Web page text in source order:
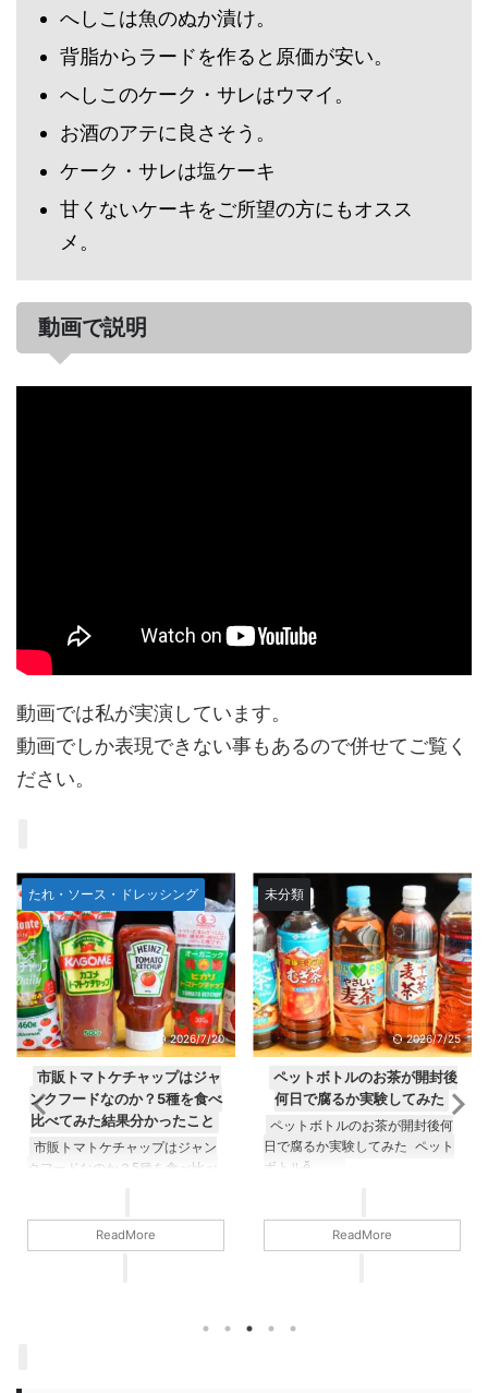
へしこは魚のぬか漬け。
背脂からラードを作ると原価が安い。
へしこのケーク・サレはウマイ。
お酒のアテに良さそう。
ケーク・サレは塩ケーキ
甘くないケーキをご所望の方にもオスス
メ。
動画で説明
動画では私が実演しています。
動画でしか表現できない事もあるので併せてご覧く
ださい。
たれ・ソース・ドレッシング
2026/7/20
市販トマトケチャップはジャ
ンクフードなのか？5種を食べ
比べてみた結果分かったこと
市販トマトケチャップはジャン
クフードなのか？5種を食べ比べ
ReadMore
未分類
2026/7/25
ペットボトルのお茶が開封後
何日で腐るか実験してみた
ペットボトルのお茶が開封後何
日で腐るか実験してみた ペット
ボトルӗ ...
ReadMore